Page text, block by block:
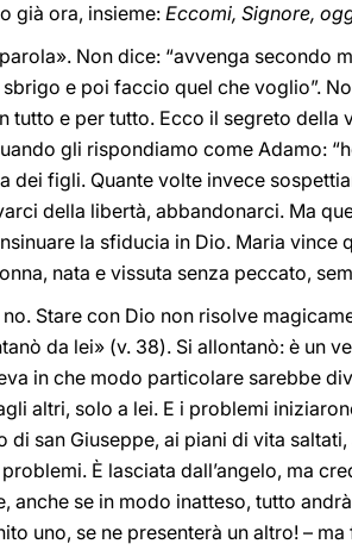
già ora, insieme: Eccomi, Signore,
Non dice: “avvenga secondo
e poi faccio quel che voglio”.
e per tutto. Ecco il segreto della
gli rispondiamo come Adamo:
dei figli. Quante volte invece
della libertà, abbandonarci. Ma
la sfiducia in Dio. Maria vince
nata e vissuta senza peccato,
Stare con Dio non risolve
da lei» (v. 38). Si allontanò: è un
in che modo particolare sarebbe
altri, solo a lei. E i problemi
san Giuseppe, ai piani di vita
È lasciata dall’angelo, ma
se in modo inatteso, tutto
uno, se ne presenterà un altro! –